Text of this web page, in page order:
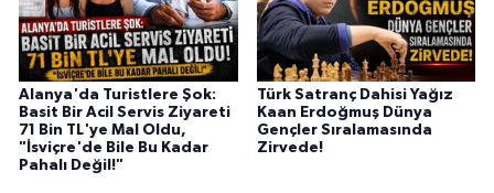
Alanya'da Turistlere Şok:
Basit Bir Acil Servis Ziyareti
71 Bin TL'ye Mal Oldu,
"İsviçre'de Bile Bu Kadar
Pahalı Değil!"
Türk Satranç Dahisi Yağız
Kaan Erdoğmuş Dünya
Gençler Sıralamasında
Zirvede!